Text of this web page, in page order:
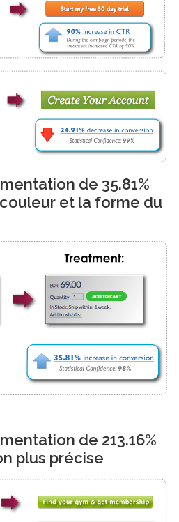
de 35.81%
et la forme du
de 213.16%
plus précise